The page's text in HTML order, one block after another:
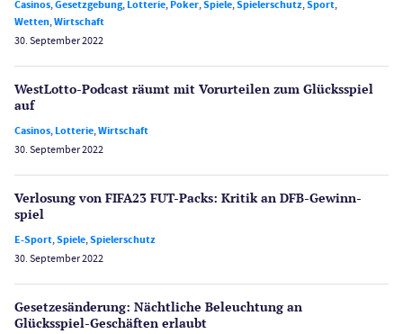
Casinos,Gesetzgebung,Lotterie,Poker,Spiele,Spielerschutz,Sport,
Wetten,Wirtschaft
30. September 2022
WestLotto-Podcast räumt mit Vorurteilen zum Glücksspiel
auf
Casinos,Lotterie,Wirtschaft
30. September 2022
Verlosung von FIFA23 FUT-Packs: Kritik an DFB-Gewinn­
spiel
E-Sport,Spiele,Spielerschutz
30. September 2022
Gesetzes­änderung: Nächtliche Beleuch­tung an
Glücksspiel-Geschäften erlaubt